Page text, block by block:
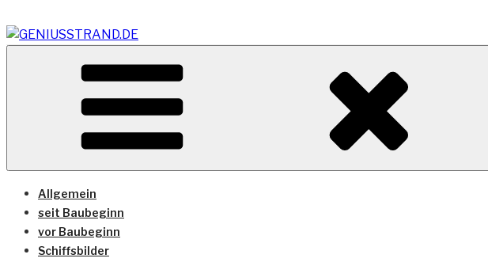
Inhalt
springen
GENIUSSTRAND.DE
Vom Geniusstrand zum JadeWeserPort/Container Terminal Wilhelmshaven
Allgemein
seit Baubeginn
vor Baubeginn
Schiffsbilder